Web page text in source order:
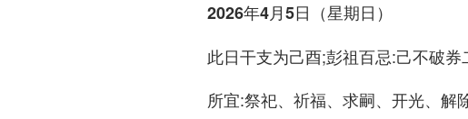
2026年4月5日（星期日）
此日干支为己酉;彭祖百忌:己不破
所宜:祭祀、祈福、求嗣、开光、解